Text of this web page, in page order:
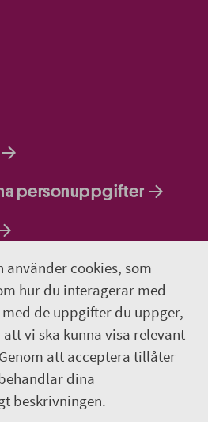
använder cookies, som
hur du interagerar med
de uppgifter du uppger,
vi ska kunna visa relevant
att acceptera tillåter
dina
beskrivningen.
personuppgifter